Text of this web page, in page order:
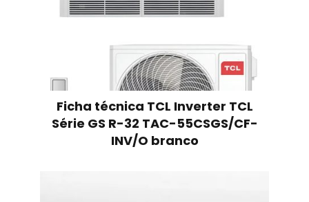
Ficha técnica TCL Inverter TCL
Série GS R-32 TAC-55CSGS/CF-
INV/O branco